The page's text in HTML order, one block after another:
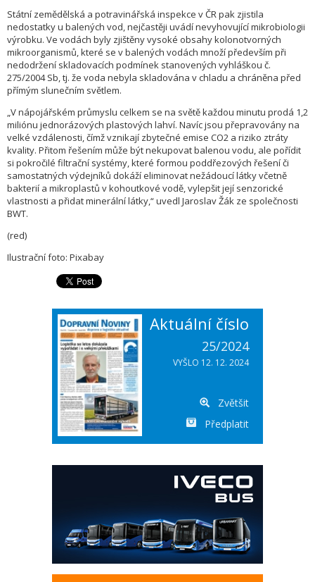
Státní zemědělská a potravinářská inspekce v ČR pak zjistila
nedostatky u balených vod, nejčastěji uvádí nevyhovující mikrobiologii
výrobku. Ve vodách byly zjištěny vysoké obsahy kolonotvorných
mikroorganismů, které se v balených vodách množí především při
nedodržení skladovacích podmínek stanovených vyhláškou č.
275/2004 Sb, tj. že voda nebyla skladována v chladu a chráněna před
přímým slunečním světlem.
„V nápojářském průmyslu celkem se na světě každou minutu prodá 1,2
miliónu jednorázových plastových lahví. Navíc jsou přepravovány na
velké vzdálenosti, čímž vznikají zbytečné emise CO2 a riziko ztráty
kvality. Přitom řešením může být nekupovat balenou vodu, ale pořídit
si pokročilé filtrační systémy, které formou poddřezových řešení či
samostatných výdejníků dokáží eliminovat nežádoucí látky včetně
bakterií a mikroplastů v kohoutkové vodě, vylepšit její senzorické
vlastnosti a přidat minerální látky,“ uvedl Jaroslav Žák ze společnosti
BWT.
(red)
Ilustrační foto: Pixabay
Aktuální číslo
25/2024
VYŠLO 12. 12. 2024
Zvětšit
Předplatit